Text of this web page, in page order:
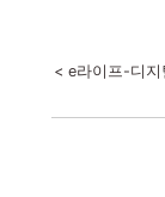
< e라이프-디